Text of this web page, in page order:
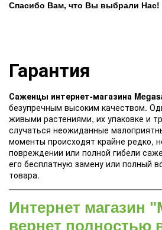
Спасибо Вам, что Вы выбрали Нас!
Гарантия
Саженцы интернет-магазина
безупречным высоким качеством.
живыми растениями, их упаковке и
случаться неожиданные
моменты происходят крайне редко,
повреждении или полной гибели
его бесплатную замену или полный
товара.
Интернет магазин
вернет полностью